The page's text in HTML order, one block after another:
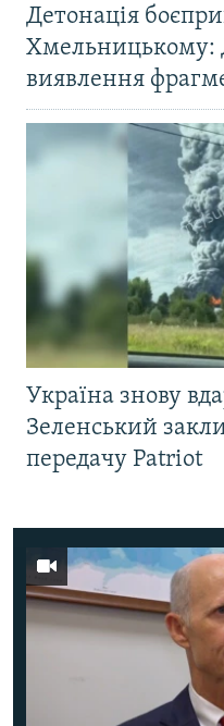
Детонація
Хмельницькому:
виявлення
Україна знову
Зеленський
передачу Patriot